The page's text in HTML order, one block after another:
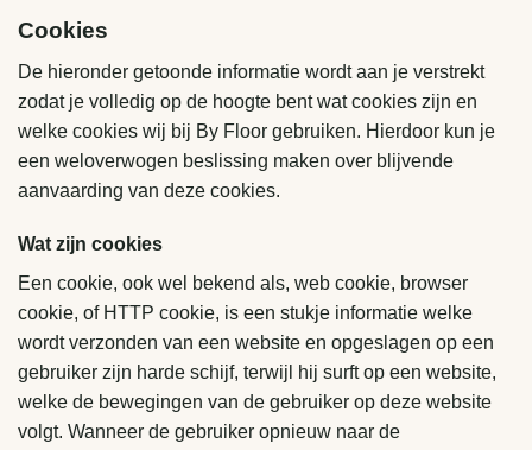
Cookies
De hieronder getoonde informatie wordt aan je verstrekt
zodat je volledig op de hoogte bent wat cookies zijn en
welke cookies wij bij By Floor gebruiken. Hierdoor kun je
een weloverwogen beslissing maken over blijvende
aanvaarding van deze cookies.
Wat zijn cookies
Een cookie, ook wel bekend als, web cookie, browser
cookie, of HTTP cookie, is een stukje informatie welke
wordt verzonden van een website en opgeslagen op een
gebruiker zijn harde schijf, terwijl hij surft op een website,
welke de bewegingen van de gebruiker op deze website
volgt. Wanneer de gebruiker opnieuw naar de